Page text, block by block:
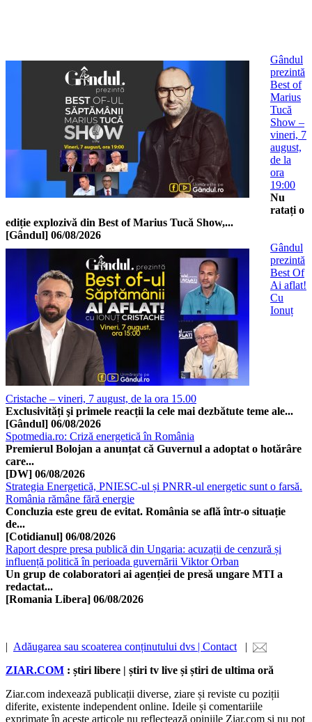
Gândul
prezintă
Best of
Marius
Tucă
Show –
vineri, 7
august,
de la
ora
19:00
Nu
ratați o
ediție explozivă din Best of Marius Tucă Show,...
[Gândul] 06/08/2026
Gândul
prezintă
Best Of
Ai aflat!
Cu
Ionuț
Cristache – vineri, 7 august, de la ora 15.00
Exclusivități şi primele reacții la cele mai dezbătute teme ale...
[Gândul] 06/08/2026
Spotmedia.ro: Criză energetică în România
Premierul Bolojan a anunțat că Guvernul a adoptat o hotărâre
care...
[DW] 06/08/2026
Strategia Energetică, PNIESC-ul și PNRR-ul energetic sunt o farsă.
România rămâne fără energie
Concluzia este greu de evitat. România se află într-o situație
de...
[Cotidianul] 06/08/2026
Raport despre presa publică din Ungaria: acuzații de cenzură și
influență politică în perioada guvernării Viktor Orban
Un grup de colaboratori ai agenției de presă ungare MTI a
redactat...
[Romania Libera] 06/08/2026
| Adăugarea sau scoaterea conținutului dvs | Contact |
ZIAR.COM : știri libere | știri tv live și știri de ultima oră
Ziar.com indexează publicații diverse, ziare și reviste cu poziții
diferite, existente independent online. Ideile și comentariile
exprimate în aceste articole nu reflectează opiniile Ziar.com și nu pot